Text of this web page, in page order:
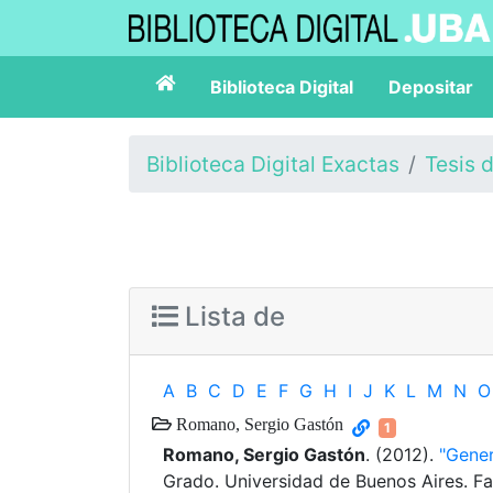
Biblioteca Digital Depositar
Biblioteca Digital Exactas Tesis
Lista de
A B C D E F G H I J K L M N O
Romano, Sergio Gastón 1
Romano, Sergio Gastón. (2012).
Grado. Universidad de Buenos Aires.